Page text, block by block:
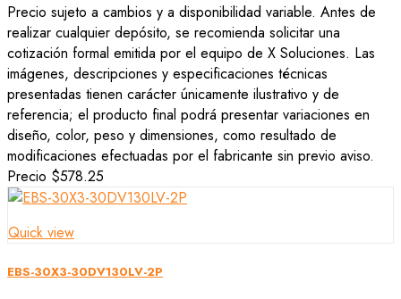
Precio sujeto a cambios y a disponibilidad variable. Antes de
realizar cualquier depósito, se recomienda solicitar una
cotización formal emitida por el equipo de X Soluciones. Las
imágenes, descripciones y especificaciones técnicas
presentadas tienen carácter únicamente ilustrativo y de
referencia; el producto final podrá presentar variaciones en
diseño, color, peso y dimensiones, como resultado de
modificaciones efectuadas por el fabricante sin previo aviso.
Precio $578.25
Quick view
EBS-30X3-30DV130LV-2P